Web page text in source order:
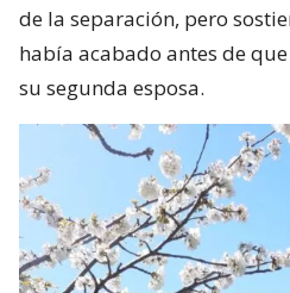
de la separación, pero
había acabado antes de
su segunda esposa.